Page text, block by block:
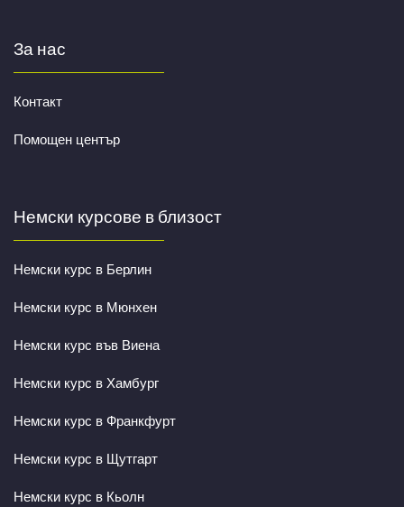
За нас
Контакт
Помощен център
Немски курсове в близост
Немски курс в Берлин
Немски курс в Мюнхен
Немски курс във Виена
Немски курс в Хамбург
Немски курс в Франкфурт
Немски курс в Щутгарт
Немски курс в Кьолн